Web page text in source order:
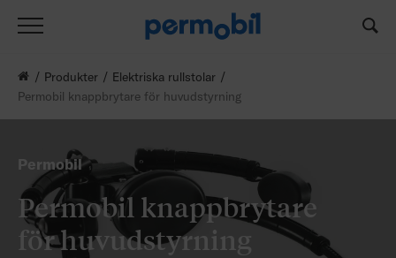
Permobil
Permobil knappbrytare
för huvudstyrning
Produkter
Elektriska rullstolar
Permobil knappbrytare för huvudstyrning